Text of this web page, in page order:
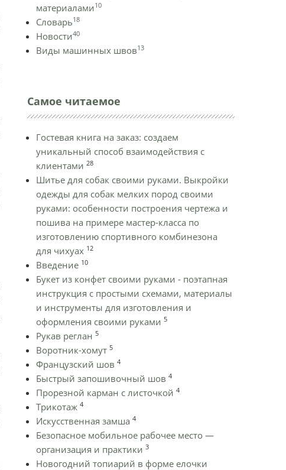
материалами10
Словарь18
Новости40
Виды машинных швов13
Самое читаемое
Гостевая книга на заказ: создаем
уникальный способ взаимодействия с
клиентами 28
Шитье для собак своими руками. Выкройки
одежды для собак мелких пород своими
руками: особенности построения чертежа и
пошива на примере мастер-класса по
изготовлению спортивного комбинезона
для чихуах 12
Введение 10
Букет из конфет своими руками - поэтапная
инструкция с простыми схемами, материалы
и инструменты для изготовления и
оформления своими руками 5
Рукав реглан 5
Воротник-хомут 5
Французский шов 4
Быстрый запошивочный шов 4
Прорезной карман с листочкой 4
Трикотаж 4
Искусственная замша 4
Безопасное мобильное рабочее место —
организация и практики 3
Новогодний топиарий в форме елочки